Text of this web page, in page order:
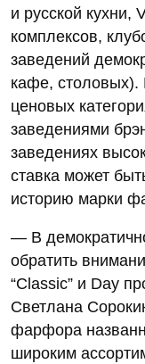
и русской кухни,
комплексов,
заведений
кафе, столовых).
ценовых
заведениями
заведениях
ставка может
историю марки
— В
обратить
“Classic” и Day
Светлана
фарфора
широким